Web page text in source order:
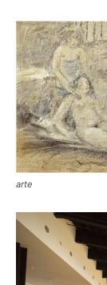
arte